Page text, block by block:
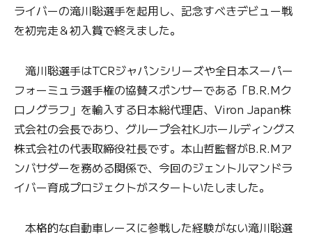
ライバーの滝川聡選手を起用し、記念すべきデビュー戦
を初完走＆初入賞で終えました。
滝川聡選手はTCRジャパンシリーズや全日本スーパー
フォーミュラ選手権の協賛スポンサーである「B.R.Mク
ロノグラフ」を輸入する日本総代理店、Viron Japan株
式会社の会長であり、グループ会社KJホールディングス
株式会社の代表取締役社長です。本山哲監督がB.R.Mア
ンバサダーを務める関係で、今回のジェントルマンドラ
イバー育成プロジェクトがスタートいたしました。
本格的な自動車レースに参戦した経験がない滝川聡選